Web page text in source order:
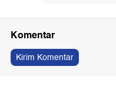
Komentar
Kirim Komentar